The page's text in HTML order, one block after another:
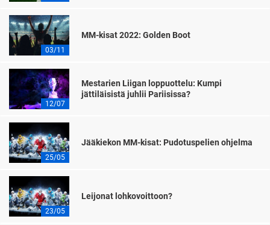
03/11
MM-kisat 2022: Golden Boot
12/07
Mestarien Liigan loppuottelu: Kumpi
jättiläisistä juhlii Pariisissa?
25/05
Jääkiekon MM-kisat: Pudotuspelien ohjelma
23/05
Leijonat lohkovoittoon?